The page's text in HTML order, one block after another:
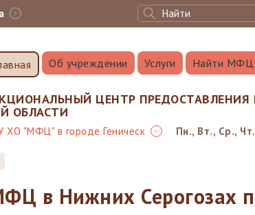
Об учреждении Услуги Найти МФЦ
ЦЕНТР
ОБЛАСТИ
ХО "МФЦ" в городе Геническ Пн., Вт., Ср.,
в Нижних Серогозах